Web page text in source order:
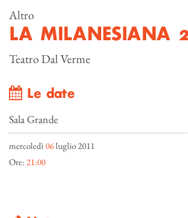
Altro
LA MILANESIANA
Teatro Dal Verme
Le date
Sala Grande
mercoledì 06luglio 2011
Ore: 21:00